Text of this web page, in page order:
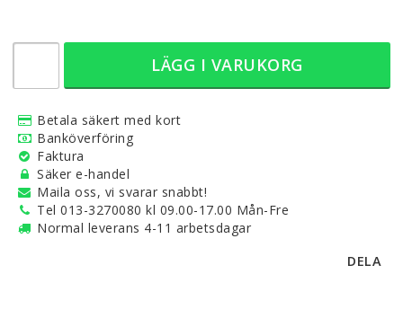
LÄGG I VARUKORG
Betala säkert med kort
Banköverföring
Faktura
Säker e-handel
Maila oss, vi svarar snabbt!
Tel 013-3270080 kl 09.00-17.00 Mån-Fre
Normal leverans 4-11 arbetsdagar
DELA